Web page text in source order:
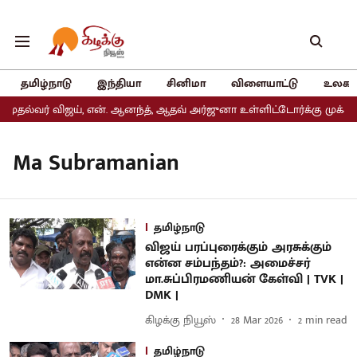
தமிழ்நாடு இந்தியா சினிமா விளையாட்டு
விஜய், என். ஆனந்த், ஆதவ் அர்ஜுனா உள்ளிட்டோர்க்கு முக்கிய
Ma Subramanian
தமிழ்நாடு
விஜய் பரப்புரைக்கும் அரசுக்கும்
என்ன சம்பந்தம்?: அமைச்சர்
மா.சுப்பிரமணியன் கேள்வி | TVK |
DMK |
கிழக்கு நியூஸ் 28 Mar 2026 2 min read
தமிழ்நாடு